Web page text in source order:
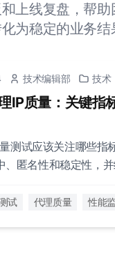
和上线复盘，帮
为稳定的业务结
技术编辑部 技术
IP质量：关键指
测试应该关注哪些指
、匿名性和稳定性，
试 代理质量 性能